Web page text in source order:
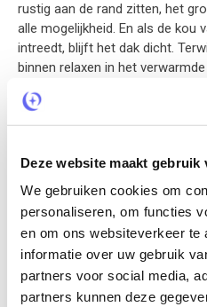
Deze website maakt gebruik
We gebruiken cookies om
personaliseren, om functies
en om ons websiteverkeer te
informatie over uw gebruik
partners voor social media,
partners kunnen deze
rustig aan de rand zitten, het
alle mogelijkheid. En als de kou
intreedt, blijft het dak dicht.
binnen relaxen in het
ravotten en spelen centraal
een glijbaan en een flinke
creativiteit de vrije loop laten
speelveld een voetbalkooi,
kunnen spelen. En voor
stuiteren is er ook een vrolijk
lekker op uitleven. In de
heerlijke tijd. Het is een
zitgelegenheid inclusief een
zwembad. Of je nu zin hebt in